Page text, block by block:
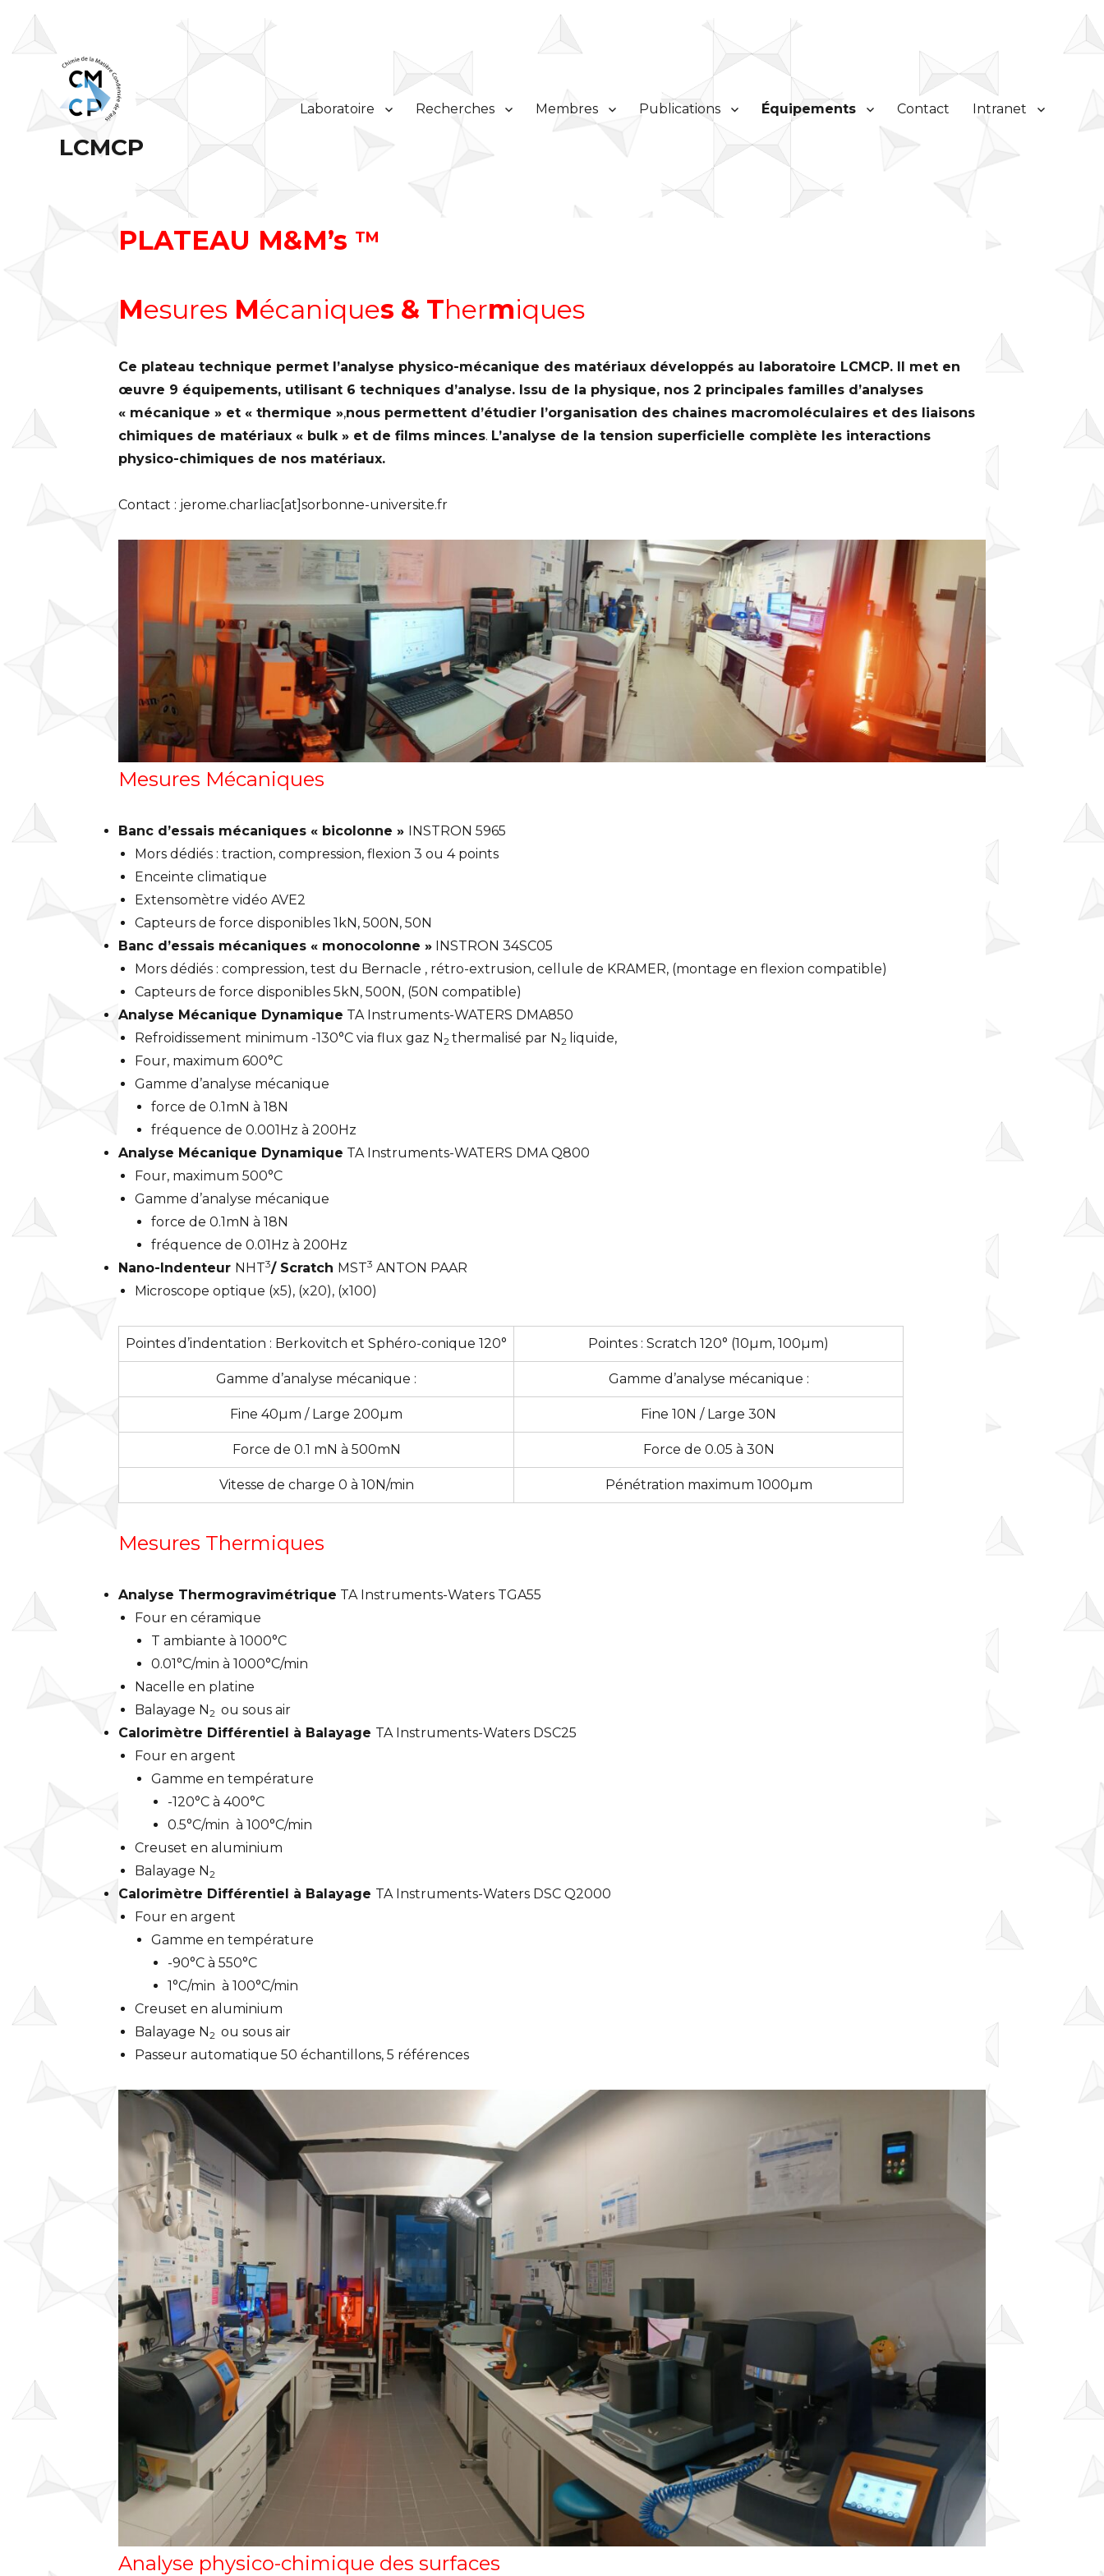
LCMCP
Laboratoire Recherches Membres Publications Équipements Contact Intranet
PLATEAU M&M’s TM
Mesures Mécaniques & Thermiques
Ce plateau technique permet l’analyse physico-mécanique des matériaux développés au laboratoire LCMCP. Il met en
œuvre 9 équipements, utilisant 6 techniques d’analyse. Issu de la physique, nos 2 principales familles d’analyses
« mécanique » et « thermique »,nous permettent d’étudier l’organisation des chaines macromoléculaires et des liaisons
chimiques de matériaux « bulk » et de films minces. L’analyse de la tension superficielle complète les interactions
physico-chimiques de nos matériaux.
Contact : jerome.charliac[at]sorbonne-universite.fr
Mesures Mécaniques
Banc d’essais mécaniques « bicolonne » INSTRON 5965
Mors dédiés : traction, compression, flexion 3 ou 4 points
Enceinte climatique
Extensomètre vidéo AVE2
Capteurs de force disponibles 1kN, 500N, 50N
Banc d’essais mécaniques « monocolonne » INSTRON 34SC05
Mors dédiés : compression, test du Bernacle , rétro-extrusion, cellule de KRAMER, (montage en flexion compatible)
Capteurs de force disponibles 5kN, 500N, (50N compatible)
Analyse Mécanique Dynamique TA Instruments-WATERS DMA850
Refroidissement minimum -130°C via flux gaz N2 thermalisé par N2 liquide,
Four, maximum 600°C
Gamme d’analyse mécanique
force de 0.1mN à 18N
fréquence de 0.001Hz à 200Hz
Analyse Mécanique Dynamique TA Instruments-WATERS DMA Q800
Four, maximum 500°C
Gamme d’analyse mécanique
force de 0.1mN à 18N
fréquence de 0.01Hz à 200Hz
Nano-Indenteur NHT3/ Scratch MST3 ANTON PAAR
Microscope optique (x5), (x20), (x100)
Pointes d’indentation : Berkovitch et Sphéro-conique 120° Pointes : Scratch 120° (10µm, 100µm)
Gamme d’analyse mécanique : Gamme d’analyse mécanique :
Fine 40µm / Large 200µm Fine 10N / Large 30N
Force de 0.1 mN à 500mN Force de 0.05 à 30N
Vitesse de charge 0 à 10N/min Pénétration maximum 1000µm
Mesures Thermiques
Analyse Thermogravimétrique TA Instruments-Waters TGA55
Four en céramique
T ambiante à 1000°C
0.01°C/min à 1000°C/min
Nacelle en platine
Balayage N2 ou sous air
Calorimètre Différentiel à Balayage TA Instruments-Waters DSC25
Four en argent
Gamme en température
-120°C à 400°C
0.5°C/min à 100°C/min
Creuset en aluminium
Balayage N2
Calorimètre Différentiel à Balayage TA Instruments-Waters DSC Q2000
Four en argent
Gamme en température
-90°C à 550°C
1°C/min à 100°C/min
Creuset en aluminium
Balayage N2 ou sous air
Passeur automatique 50 échantillons, 5 références
Analyse physico-chimique des surfaces